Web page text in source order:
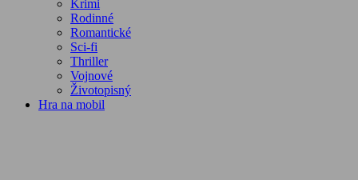
Krimi
Rodinné
Romantické
Sci-fi
Thriller
Vojnové
Životopisný
Hra na mobil